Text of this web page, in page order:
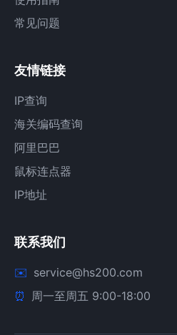
常见问题
友情链接
IP查询
海关编码查询
阿里巴巴
鼠标连点器
IP地址
联系我们
service@hs200.com
周一至周五 9:00-18:00